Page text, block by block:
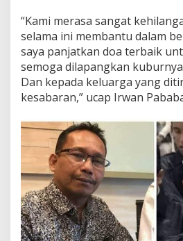
“Kami merasa sangat
selama ini membantu dalam
saya panjatkan doa terbaik
semoga dilapangkan
Dan kepada keluarga yang
kesabaran,” ucap Irwan